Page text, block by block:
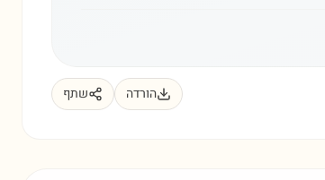
הורדה שתף